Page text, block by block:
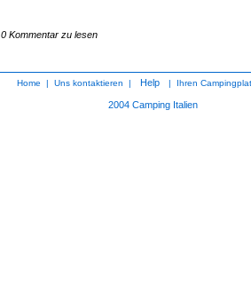
0 Kommentar zu lesen
Home |Uns kontaktieren | Help | Ihren
2004Camping Italien